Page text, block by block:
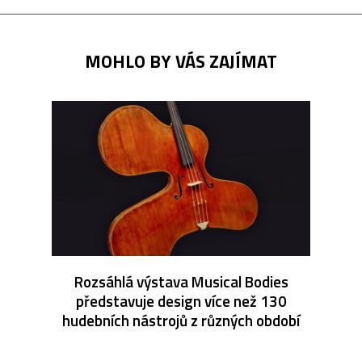
MOHLO BY VÁS ZAJÍMAT
Rozsáhlá výstava Musical Bodies
představuje design více než 130
hudebních nástrojů z různých období